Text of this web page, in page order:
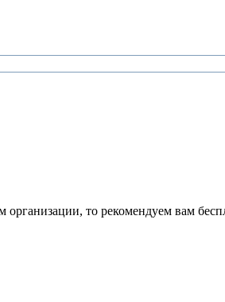
то рекомендуем вам